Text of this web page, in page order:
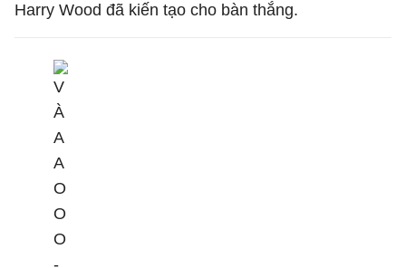
Harry Wood đã kiến tạo cho bàn thắng.